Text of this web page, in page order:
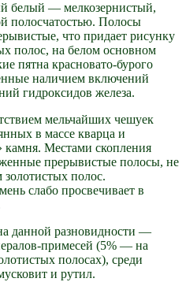
белый — мелкозернистый,
полосчатостью. Полосы
что придает рисунку
полос, на белом основном
пятна красновато-бурого
наличием включений
гидроксидов железа.
мельчайших чешуек
в массе кварца и
камня. Местами скопления
прерывистые полосы, не
полос.
слабо просвечивает в
данной разновидности —
примесей (5% — на
полосах), среди
и рутил.